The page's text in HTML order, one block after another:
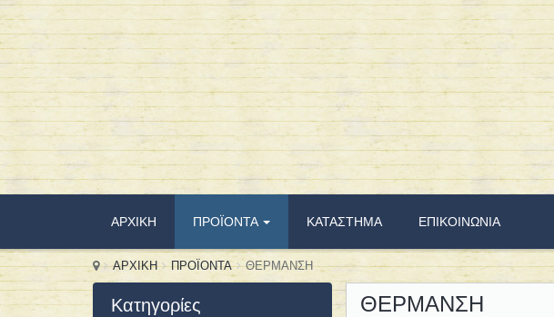
ΑΡΧΙΚΗ ΠΡΟΪΟΝΤΑ ΚΑΤΑΣΤΗΜΑ ΕΠΙΚΟΙΝΩΝΙΑ
ΑΡΧΙΚΗ ΠΡΟΪΟΝΤΑ ΘΕΡΜΑΝΣΗ
ΘΕΡΜΑΝΣΗ
Κατηγορίες